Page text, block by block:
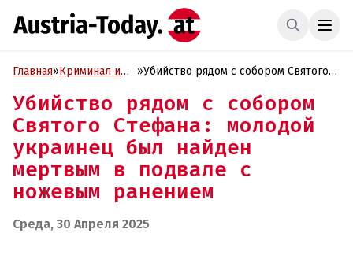
Главная»Криминал и
»Убийство рядом с собором Святого
найден мертвым в подвале с
ножевым ранением
Убийство рядом с собором
Святого Стефана: молодой
украинец был найден
мертвым в подвале с
ножевым ранением
Среда, 30 Апреля 2025